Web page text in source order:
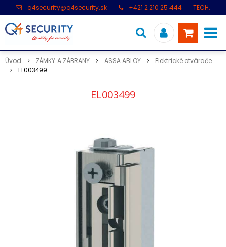
q4security@q4security.sk +421 2 210 25 444
TECH.
Úvod ZÁMKY A ZÁBRANY ASSA ABLOY
Elektrické otvárače
EL003499
EL003499